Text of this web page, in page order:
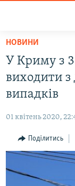
Перейти
основного
матеріалу
до
основної
Перейти
до
ВОДА.КРИМ
ВІДЕО ТА ФОТО
БЛОГИ
ПОГЛЯД
ІНТЕРВ'Ю
ВСЕ ЗА ДЕНЬ
НОВИНИ
У Криму з 3
виходити з
випадків
01 квітень 2020,
Поділитись